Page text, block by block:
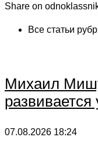
Share on
Все статьи
Михаил
07.08.2026 18:24